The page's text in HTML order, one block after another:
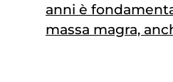
anni è
massa magra,